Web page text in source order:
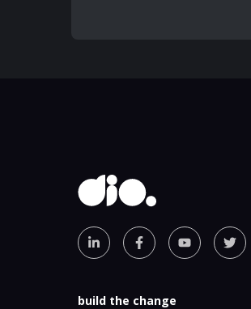
build the change